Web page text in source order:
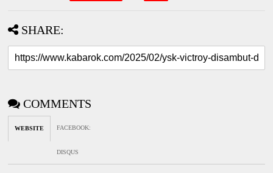
SHARE:
COMMENTS
WEBSITE FACEBOOK:
DISQUS